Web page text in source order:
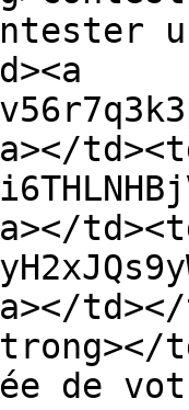
a></
a></
de